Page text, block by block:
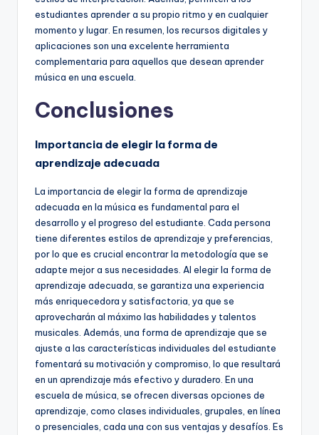
estudiantes aprender a su propio ritmo y en cualquier
momento y lugar. En resumen, los recursos digitales y
aplicaciones son una excelente herramienta
complementaria para aquellos que desean aprender
música en una escuela.
Conclusiones
Importancia de elegir la forma de
aprendizaje adecuada
La importancia de elegir la forma de aprendizaje
adecuada en la música es fundamental para el
desarrollo y el progreso del estudiante. Cada persona
tiene diferentes estilos de aprendizaje y preferencias,
por lo que es crucial encontrar la metodología que se
adapte mejor a sus necesidades. Al elegir la forma de
aprendizaje adecuada, se garantiza una experiencia
más enriquecedora y satisfactoria, ya que se
aprovecharán al máximo las habilidades y talentos
musicales. Además, una forma de aprendizaje que se
ajuste a las características individuales del estudiante
fomentará su motivación y compromiso, lo que resultará
en un aprendizaje más efectivo y duradero. En una
escuela de música, se ofrecen diversas opciones de
aprendizaje, como clases individuales, grupales, en línea
o presenciales, cada una con sus ventajas y desafíos. Es